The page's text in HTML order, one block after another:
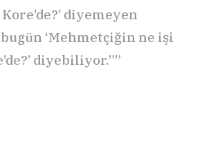
diyemeyen
‘Mehmetçiğin ne işi
diyebiliyor.””